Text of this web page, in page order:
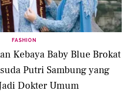
FASHION
Kebaya Baby Blue Brokat
Putri Sambung yang
Dokter Umum